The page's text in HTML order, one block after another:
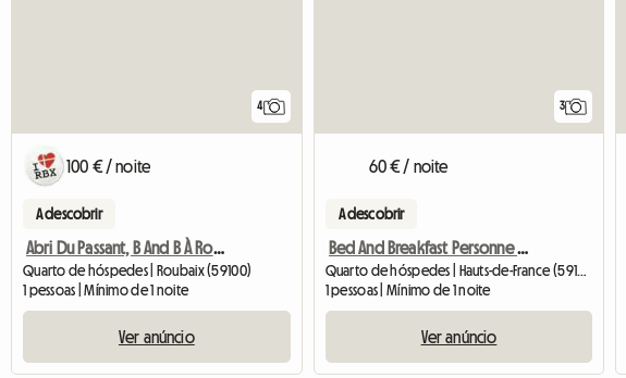
4
100 € / noite
A descobrir
Abri Du Passant, B And B À Roubaix
Quarto de hóspedes | Roubaix (59100)
1 pessoas | Mínimo de 1 noite
Ver anúncio
3
60 € / noite
A descobrir
Bed And Breakfast Personne Accueillante
Quarto de hóspedes | Hauts-de-France (59170)
1 pessoas | Mínimo de 1 noite
Ver anúncio